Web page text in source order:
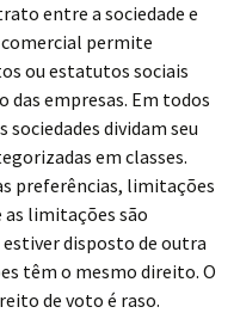
entre a sociedade e
permite
ou estatutos sociais
empresas. Em todos
sociedades dividam seu
em classes.
preferências, limitações
limitações são
disposto de outra
têm o mesmo direito. O
de voto é raso.